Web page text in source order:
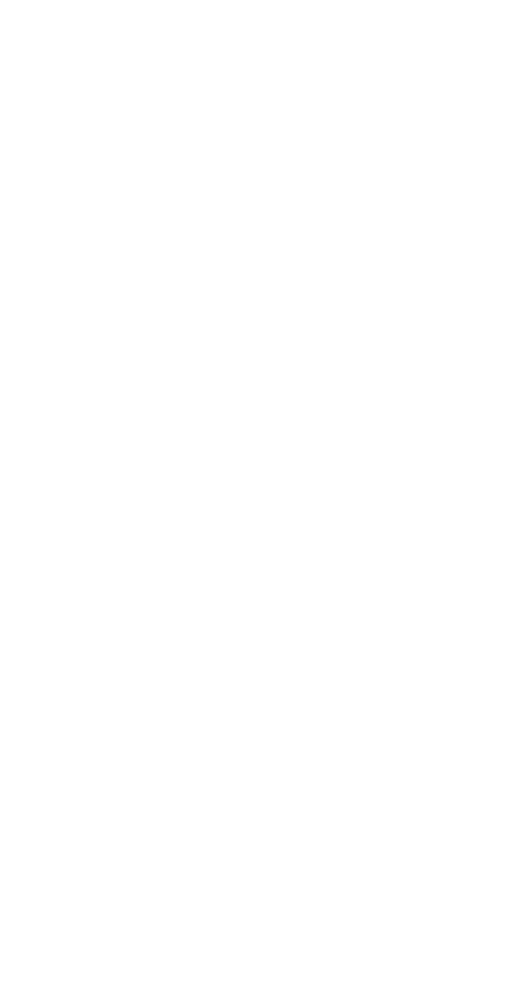
this website, you accept that cookies are used to help us
our